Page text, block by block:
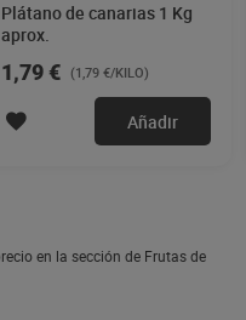
Plátano de canarias 1 Kg
aprox.
1,79 € (1,79 €/KILO)
Añadir
en la sección de Frutas de